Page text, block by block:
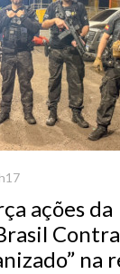
ações da
na